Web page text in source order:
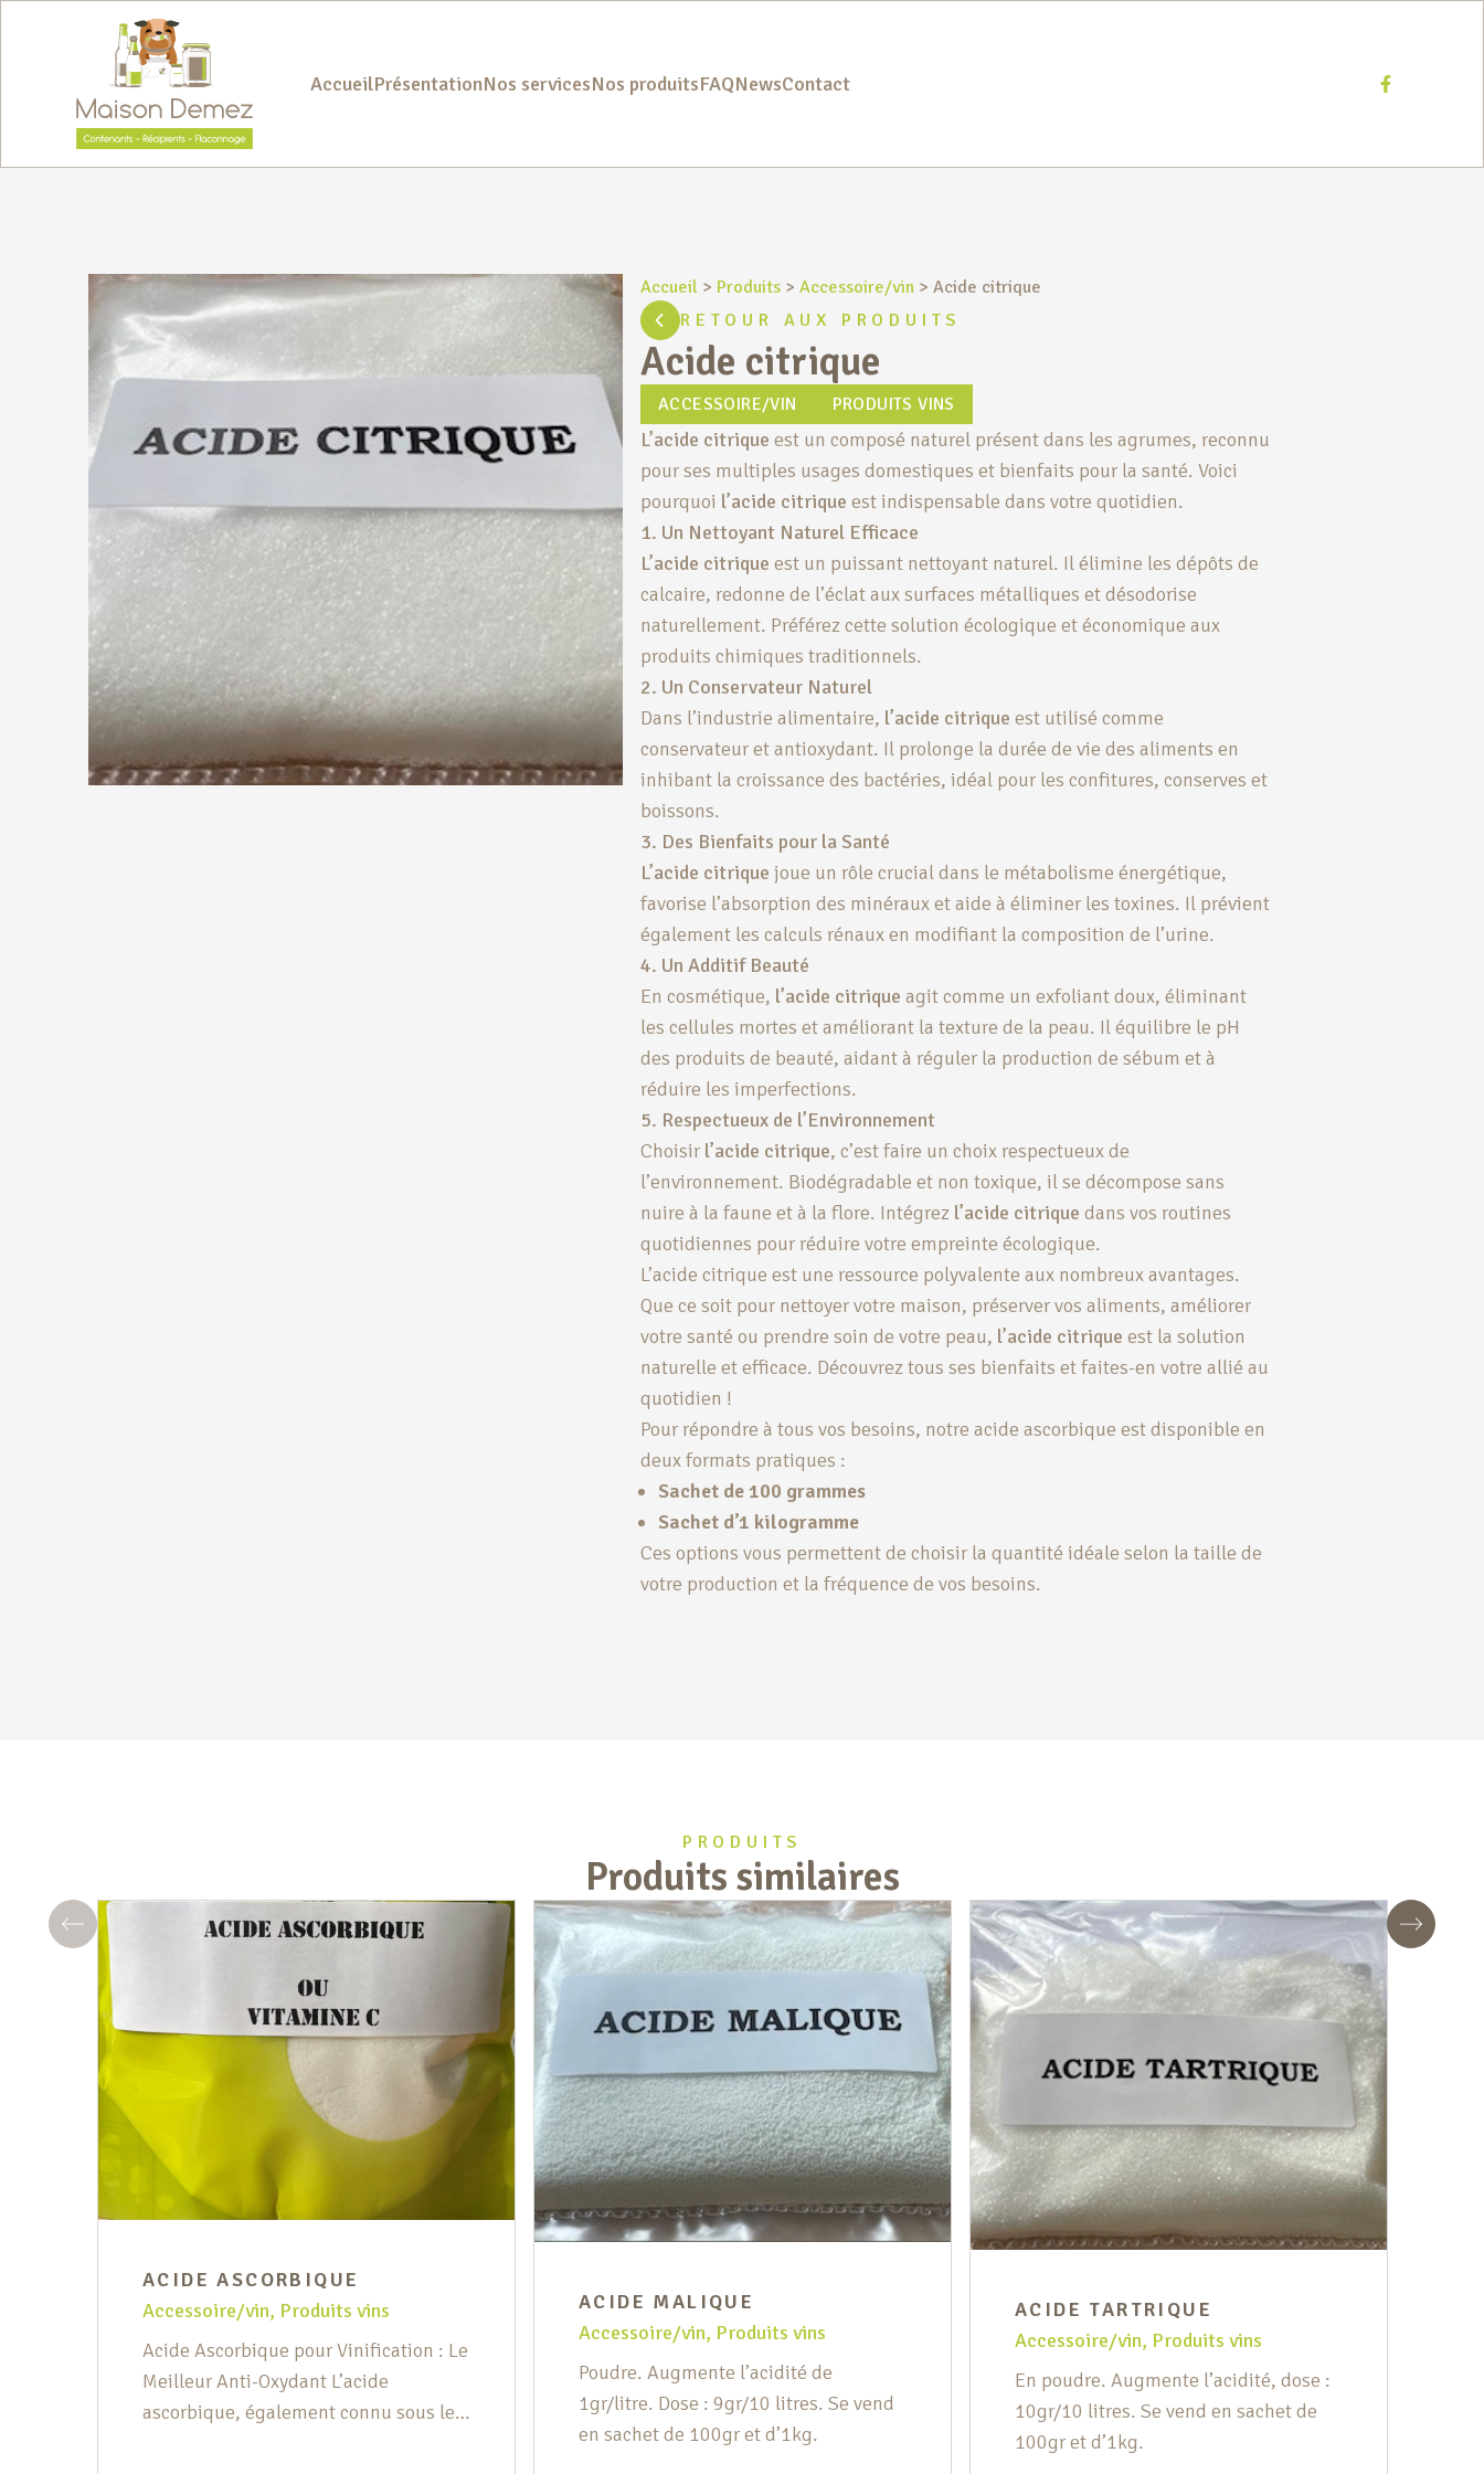
AccueilPrésentationNos servicesNos produitsFAQNewsContact Facebook
Accueil > Produits > Accessoire/vin > Acide citrique
RETOUR AUX PRODUITS
Acide citrique
ACCESSOIRE/VIN PRODUITS VINS
L’acide citrique est un composé naturel présent dans les agrumes, reconnu
pour ses multiples usages domestiques et bienfaits pour la santé. Voici
pourquoi l’acide citrique est indispensable dans votre quotidien.
1. Un Nettoyant Naturel Efficace
L’acide citrique est un puissant nettoyant naturel. Il élimine les dépôts de
calcaire, redonne de l’éclat aux surfaces métalliques et désodorise
naturellement. Préférez cette solution écologique et économique aux
produits chimiques traditionnels.
2. Un Conservateur Naturel
Dans l’industrie alimentaire, l’acide citrique est utilisé comme
conservateur et antioxydant. Il prolonge la durée de vie des aliments en
inhibant la croissance des bactéries, idéal pour les confitures, conserves et
boissons.
3. Des Bienfaits pour la Santé
L’acide citrique joue un rôle crucial dans le métabolisme énergétique,
favorise l’absorption des minéraux et aide à éliminer les toxines. Il prévient
également les calculs rénaux en modifiant la composition de l’urine.
4. Un Additif Beauté
En cosmétique, l’acide citrique agit comme un exfoliant doux, éliminant
les cellules mortes et améliorant la texture de la peau. Il équilibre le pH
des produits de beauté, aidant à réguler la production de sébum et à
réduire les imperfections.
5. Respectueux de l’Environnement
Choisir l’acide citrique, c’est faire un choix respectueux de
l’environnement. Biodégradable et non toxique, il se décompose sans
nuire à la faune et à la flore. Intégrez l’acide citrique dans vos routines
quotidiennes pour réduire votre empreinte écologique.
L’acide citrique est une ressource polyvalente aux nombreux avantages.
Que ce soit pour nettoyer votre maison, préserver vos aliments, améliorer
votre santé ou prendre soin de votre peau, l’acide citrique est la solution
naturelle et efficace. Découvrez tous ses bienfaits et faites-en votre allié au
quotidien !
Pour répondre à tous vos besoins, notre acide ascorbique est disponible en
deux formats pratiques :
Sachet de 100 grammes
Sachet d’1 kilogramme
Ces options vous permettent de choisir la quantité idéale selon la taille de
votre production et la fréquence de vos besoins.
PRODUITS
Produits similaires
Précédent Suivant
ACIDE ASCORBIQUE
Accessoire/vin, Produits vins
Acide Ascorbique pour Vinification : Le
Meilleur Anti-Oxydant L’acide
ascorbique, également connu sous le
ACIDE MALIQUE
Accessoire/vin, Produits vins
Poudre. Augmente l’acidité de
1gr/litre. Dose : 9gr/10 litres. Se vend
en sachet de 100gr et d’1kg.
ACIDE TARTRIQUE
Accessoire/vin, Produits vins
En poudre. Augmente l’acidité, dose :
10gr/10 litres. Se vend en sachet de
100gr et d’1kg.